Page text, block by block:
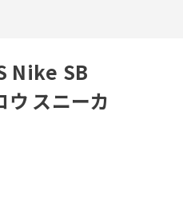
Nike SB
スニーカ